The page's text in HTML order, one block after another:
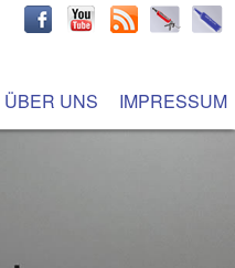
ÜBER UNS IMPRESSUM